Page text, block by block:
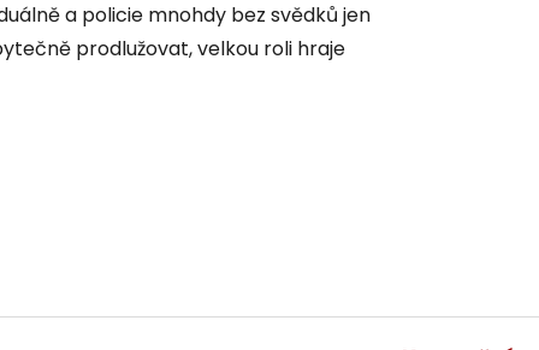
a policie mnohdy bez svědků jen
prodlužovat, velkou roli hraje